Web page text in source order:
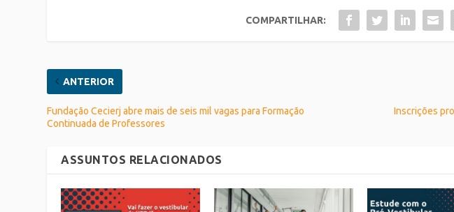
COMPARTILHAR:
ANTERIOR
Fundação Cecierj abre mais de seis mil vagas para Formação
Continuada de Professores
Inscrições
ASSUNTOS RELACIONADOS